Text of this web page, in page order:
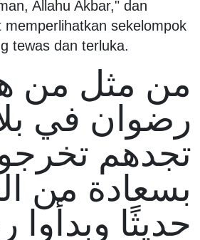
Allahu Akbar," dan
sekelompok
tewas dan terluka.
من مثل من
رضوان في
تجدهم
بسعادة من
حديثًا وبدأوا